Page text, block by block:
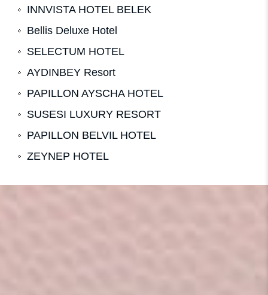
INNVISTA HOTEL BELEK
Bellis Deluxe Hotel
SELECTUM HOTEL
AYDINBEY Resort
PAPILLON AYSCHA HOTEL
SUSESI LUXURY RESORT
PAPILLON BELVIL HOTEL
ZEYNEP HOTEL